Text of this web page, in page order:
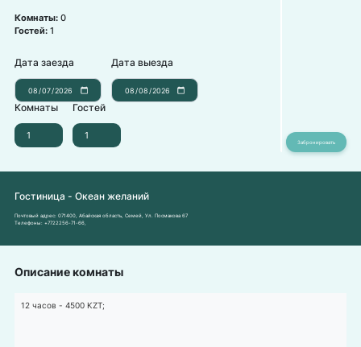
Комнаты: 0
Гостей: 1
Дата заезда Дата выезда
Комнаты Гостей
Гостиница - Океан желаний
Почтовый адрес: 071400, Абайская область, Семей, Ул. Посмакова 67
Телефоны: +7722256-71-66
Описание комнаты